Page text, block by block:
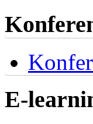
E-